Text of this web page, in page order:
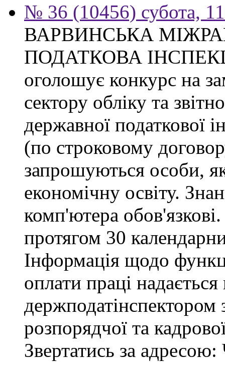
№ 36 (10456) субота,
ВАРВИНСЬКА
ПОДАТКОВА
оголошує конкурс на
сектору обліку та
державної податкової
(по строковому
запрошуються особи,
економічну освіту.
комп'ютера
протягом 30
Інформація щодо
оплати праці
держподатінспектором
розпорядчої та
Звертатись за адресою: